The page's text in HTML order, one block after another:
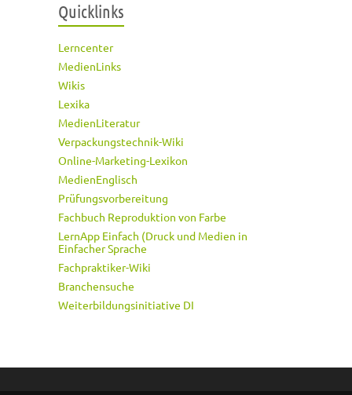
Quicklinks
Lerncenter
MedienLinks
Wikis
Lexika
MedienLiteratur
Verpackungstechnik-Wiki
Online-Marketing-Lexikon
MedienEnglisch
Prüfungsvorbereitung
Fachbuch Reproduktion von Farbe
LernApp Einfach (Druck und Medien in
Einfacher Sprache
Fachpraktiker-Wiki
Branchensuche
Weiterbildungsinitiative DI